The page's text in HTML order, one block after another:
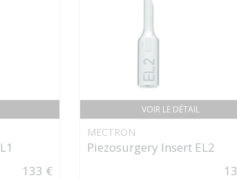
133 €
VOIR LE DÉTAIL
MECTRON
Piezosurgery Insert EL2